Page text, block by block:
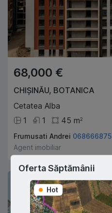
68,000 €
CHIȘINĂU, BOTANICA
Cetatea Alba
1
1 45 m2
Frumusati Andrei 068666875
Agent imobiliar
Oferta Săptămânii
Hot